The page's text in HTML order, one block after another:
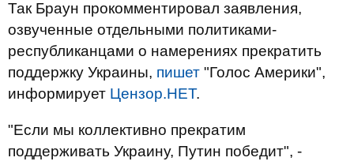
Так Браун прокомментировал заявления,
озвученные отдельными политиками-
республиканцами о намерениях прекратить
поддержку Украины, пишет "Голос Америки",
информирует Цензор.НЕТ.
"Если мы коллективно прекратим
поддерживать Украину, Путин победит", -